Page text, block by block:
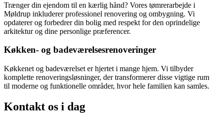
Trænger din ejendom til en kærlig hånd? Vores tømrerarbejde i
Møldrup inkluderer professionel renovering og ombygning. Vi
opdaterer og forbedrer din bolig med respekt for den oprindelige
arkitektur og dine personlige præferencer.
Køkken- og badeværelsesrenoveringer
Køkkenet og badeværelset er hjertet i mange hjem. Vi tilbyder
komplette renoveringsløsninger, der transformerer disse vigtige rum
til moderne og funktionelle områder, hvor hele familien kan samles.
Kontakt os i dag